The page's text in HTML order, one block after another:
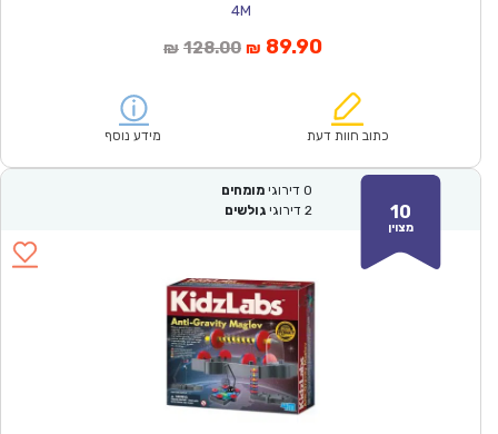
4M
₪ 128.00המחיר
₪128.00.
₪ 89.90המחיר
הוא:
כתוב חוות דעת מידע נוסף
10
מצוין
0 דירוגי מומחים
2 דירוגי גולשים